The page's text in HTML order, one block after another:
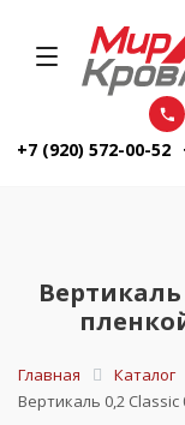
+7 (920) 572-00-52
Вертикаль
Главная Каталог
Вертикаль 0,2